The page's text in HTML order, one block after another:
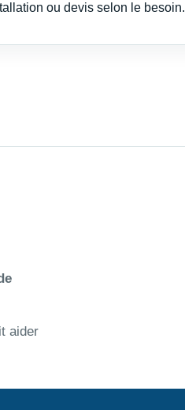
ou devis selon le besoin.
aider